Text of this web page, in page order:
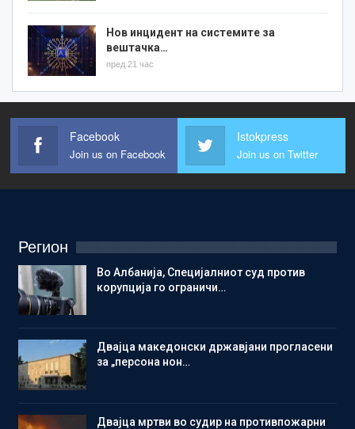
Нов инцидент на системите за
вештачка…
пред 21 час
Facebook
Join us on Facebook
Istokpress
Join us on Twitter
Регион
Во Албанија, Специјалниот суд против
корупција го ограничи…
Двајца македонски државјани прогласени
за „персона нон…
Двајца мртви во судир на противпожарни